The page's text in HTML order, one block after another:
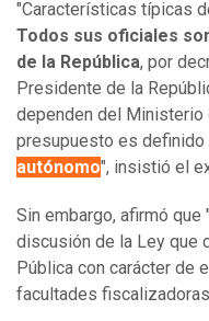
"Características típicas
Todos sus oficiales
de la República, por
Presidente de la
dependen del Ministerio
presupuesto es definido
autónomo", insistió el
Sin embargo, afirmó
discusión de la Ley que
Pública con carácter de
facultades